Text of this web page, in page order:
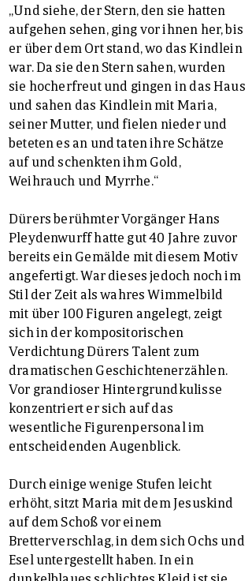
„Und siehe, der Stern, den sie hatten
aufgehen sehen, ging vor ihnen her, bis
er über dem Ort stand, wo das Kindlein
war. Da sie den Stern sahen, wurden
sie hocherfreut und gingen in das Haus
und sahen das Kindlein mit Maria,
seiner Mutter, und fielen nieder und
beteten es an und taten ihre Schätze
auf und schenkten ihm Gold,
Weihrauch und Myrrhe.“
Dürers berühmter Vorgänger Hans
Pleydenwurff hatte gut 40 Jahre zuvor
bereits ein Gemälde mit diesem Motiv
angefertigt. War dieses jedoch noch im
Stil der Zeit als wahres Wimmelbild
mit über 100 Figuren angelegt, zeigt
sich in der kompositorischen
Verdichtung Dürers Talent zum
dramatischen Geschichtenerzählen.
Vor grandioser Hintergrundkulisse
konzentriert er sich auf das
wesentliche Figurenpersonal im
entscheidenden Augenblick.
Durch einige wenige Stufen leicht
erhöht, sitzt Maria mit dem Jesuskind
auf dem Schoß vor einem
Bretterverschlag, in dem sich Ochs und
Esel untergestellt haben. In ein
dunkelblaues schlichtes Kleid ist sie